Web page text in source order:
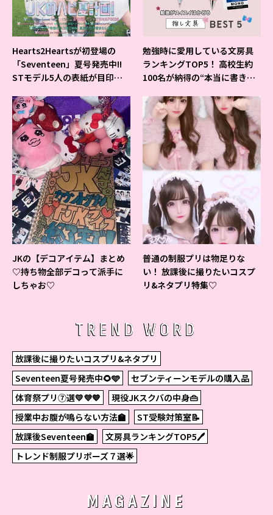
Hearts2Heartsが初登場の
「Seventeen」夏号発売中!!
STモデル5人の表紙が目印だ
勉強時に愛用している文房具
ランキングTOP5！ 高校生約
100名が納得の“本当に書きや
JKの【デコアイテム】まとめ
♡持ち物全部デコって派手に
しちゃお♡
普通の制服プリは物足りな
い！ 放課後に撮りたいコスプ
リ&ネタプリ特集♡
TREND WORD
放課後に撮りたいコスプリ&ネタプリ
Seventeen夏号発売中🌻🩵
セブンティーンモデルの購入品
体育祭プリ⑦選💛💜💙
現役JKスクバの中身👜
授業中お腹が鳴らない方法🏫
ST受験対策室📝
放課後Seventeen🏫
文房具ランキングTOP5🖊
トレンド制服プリポーズ７選🌟
MAGAZINE